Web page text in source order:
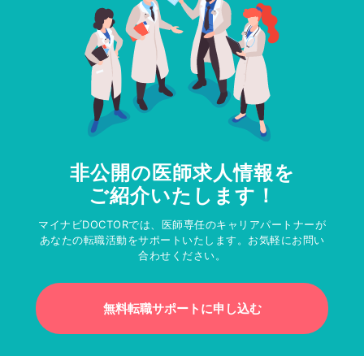
非公開の医師求人情報を
ご紹介いたします！
マイナビDOCTORでは、医師専任のキャリアパートナーが
あなたの転職活動をサポートいたします。お気軽にお問い
合わせください。
無料転職サポートに申し込む